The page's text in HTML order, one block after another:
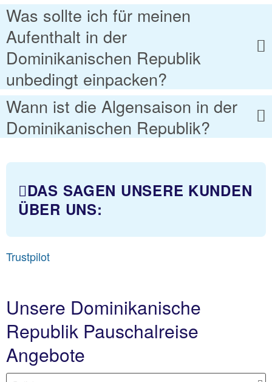
Was sollte ich für meinen
Aufenthalt in der
Dominikanischen Republik
unbedingt einpacken?
Wann ist die Algensaison in der
Dominikanischen Republik?
DAS SAGEN UNSERE KUNDEN
ÜBER UNS:
Trustpilot
Unsere Dominikanische
Republik Pauschalreise
Angebote